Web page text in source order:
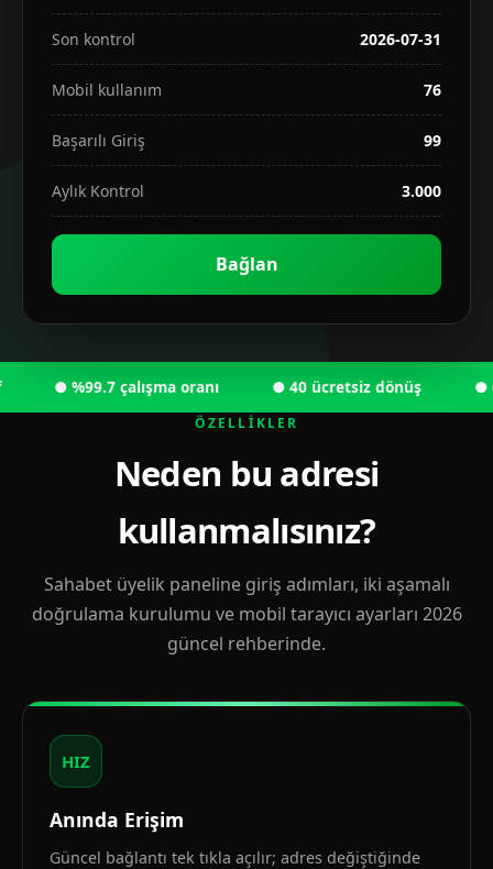
Son kontrol 2026-07-31
Mobil kullanım 76
Başarılı Giriş 99
Aylık Kontrol 3.000
Bağlan
● %99.7 çalışma oranı ● 40 ücretsiz dönüş ●
ÖZELLIKLER
Neden bu adresi
kullanmalısınız?
Sahabet üyelik paneline giriş adımları, iki aşamalı
doğrulama kurulumu ve mobil tarayıcı ayarları 2026
güncel rehberinde.
HIZ
Anında Erişim
Güncel bağlantı tek tıkla açılır; adres değiştiğinde